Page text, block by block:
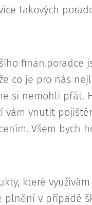
takových
finan.poradce
co je pro nás
si nemohli přát.
vnutit
Všem bych
které
v případě